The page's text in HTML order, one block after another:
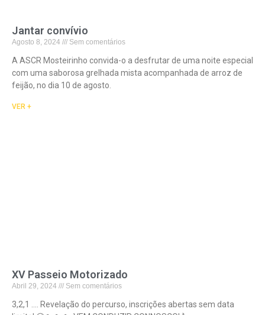
Jantar convívio
Agosto 8, 2024 Sem comentários
A ASCR Mosteirinho convida-o a desfrutar de uma noite especial
com uma saborosa grelhada mista acompanhada de arroz de
feijão, no dia 10 de agosto.
VER +
XV Passeio Motorizado
Abril 29, 2024 Sem comentários
3,2,1 …. Revelação do percurso, inscrições abertas sem data